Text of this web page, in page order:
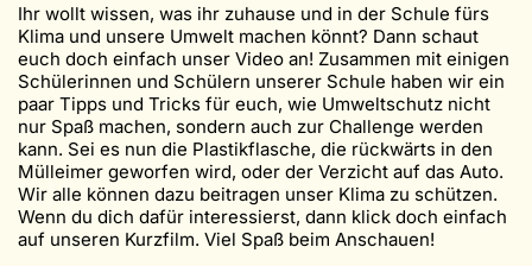
Ihr wollt wissen, was ihr zuhause und in der Schule fürs
Klima und unsere Umwelt machen könnt? Dann schaut
euch doch einfach unser Video an! Zusammen mit einigen
Schülerinnen und Schülern unserer Schule haben wir ein
paar Tipps und Tricks für euch, wie Umweltschutz nicht
nur Spaß machen, sondern auch zur Challenge werden
kann. Sei es nun die Plastikflasche, die rückwärts in den
Mülleimer geworfen wird, oder der Verzicht auf das Auto.
Wir alle können dazu beitragen unser Klima zu schützen.
Wenn du dich dafür interessierst, dann klick doch einfach
auf unseren Kurzfilm. Viel Spaß beim Anschauen!